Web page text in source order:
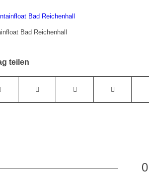
Bad Reichenhall
teilen
0